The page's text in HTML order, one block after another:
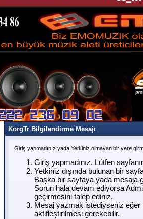
KorgTr Bilgilendirme Mesajı
Giriş yapmadınız yada Yetkiniz olmayan bir yere
Giriş yapmadınız. Lütfen
Yetkiniz dışında bulunan bir
Başka bir sayfaya yada mesaja
Sorun hala devam ediyorsa
geçirmesini talep ediniz.
Mesaj yazmak istediyseniz eğer
aktifleştirilmesi gerekebilir.